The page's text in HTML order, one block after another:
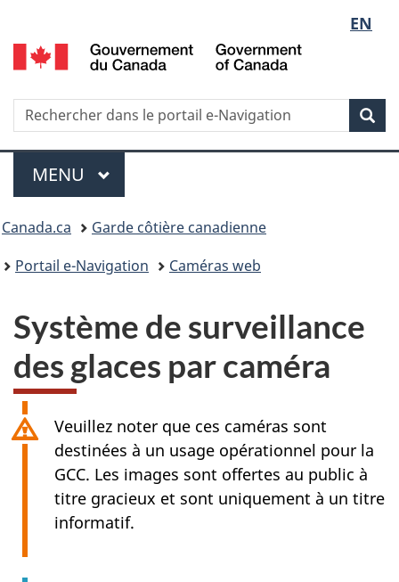
la
langue
EN
of
Recherche
Rechercher
dans
le
portail
Menu
MENU PRINCIPAL
Vous
êtes
Canada.ca
Garde côtière canadienne
Portail e-Navigation
Caméras web
Système de surveillance
des glaces par caméra
Veuillez noter que ces caméras sont
destinées à un usage opérationnel pour la
GCC. Les images sont offertes au public à
titre gracieux et sont uniquement à un titre
informatif.